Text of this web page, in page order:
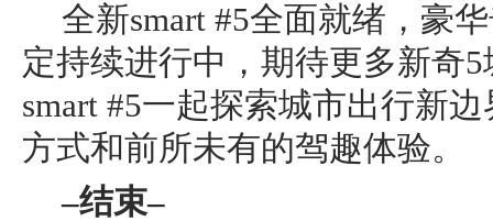
全新smart #5全面就绪，豪
定持续进行中，期待更多新奇
smart #5一起探索城市出行新
方式和前所未有的驾趣体验。
–结束–